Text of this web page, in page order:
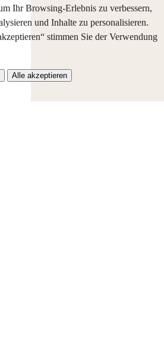
Ihr Browsing-Erlebnis zu verbessern,
und Inhalte zu personalisieren.
stimmen Sie der Verwendung
Alle akzeptieren